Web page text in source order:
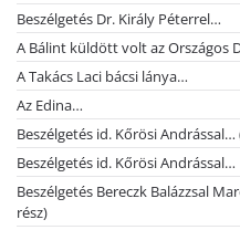
Beszélgetés Dr. Király Péterrel…
A Bálint küldött volt az Országos
A Takács Laci bácsi lánya…
Az Edina…
Beszélgetés id. Kőrösi
Beszélgetés id. Kőrösi Andrással…
Beszélgetés Bereczk Balázzsal
rész)